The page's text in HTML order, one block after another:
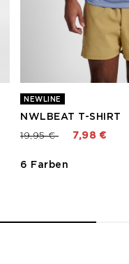
NEWLINE
NWLBEAT T-SHIRT
Preis reduziert von
19,95 €bis 7,98 €
6 Farben